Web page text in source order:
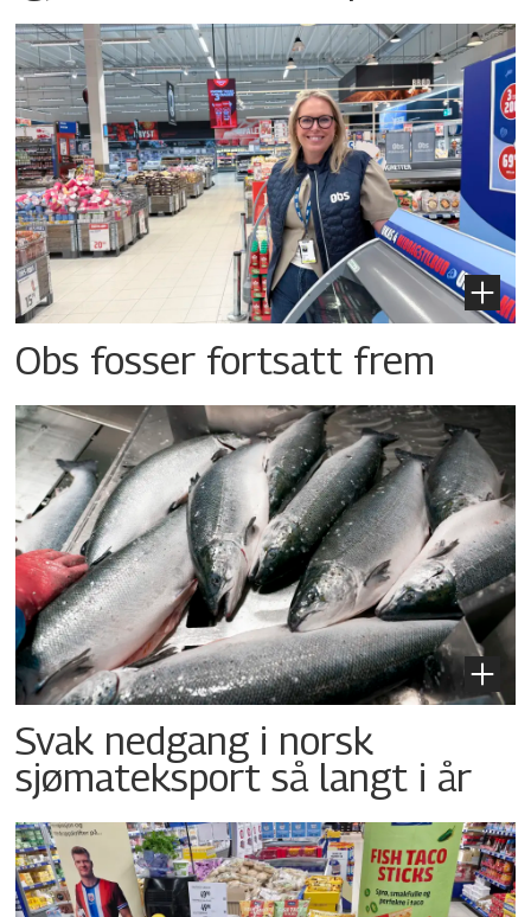
Obs fosser fortsatt frem
Svak nedgang i norsk
sjømateksport så langt i år